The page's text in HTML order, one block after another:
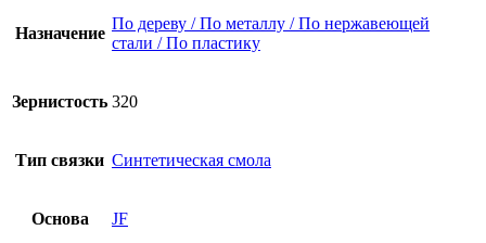
Назначение
По дереву / По металлу / По нержавеющей
стали / По пластику
Зернистость 320
Тип связки Синтетическая смола
Основа JF